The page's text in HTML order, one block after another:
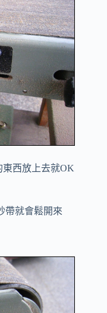
東西放上去就OK
帶就會鬆開來